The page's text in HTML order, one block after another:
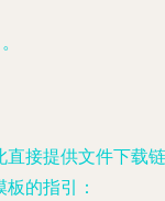
直接提供文件下载链
的指引：